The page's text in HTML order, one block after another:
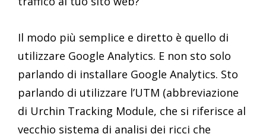
Il modo più semplice e diretto è quello di
utilizzare Google Analytics. E non sto solo
parlando di installare Google Analytics. Sto
parlando di utilizzare l’UTM (abbreviazione
di Urchin Tracking Module, che si riferisce al
vecchio sistema di analisi dei ricci che